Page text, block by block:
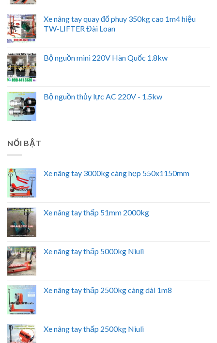
Xe nâng tay quay đổ phuy 350kg cao 1m4 hiệu
TW-LIFTER Đài Loan
Bộ nguồn mini 220V Hàn Quốc 1.8kw
Bộ nguồn thủy lực AC 220V - 1.5kw
NỔI BẬT
Xe nâng tay 3000kg càng hẹp 550x1150mm
Xe nâng tay thấp 51mm 2000kg
Xe nâng tay thấp 5000kg Niuli
Xe nâng tay thấp 2500kg càng dài 1m8
Xe nâng tay thấp 2500kg Niuli